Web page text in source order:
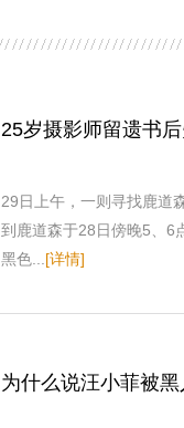
25岁摄影师留遗书
29日上午，一则寻找鹿道
到鹿道森于28日傍晚5、6
黑色... [详情]
为什么说汪小菲被